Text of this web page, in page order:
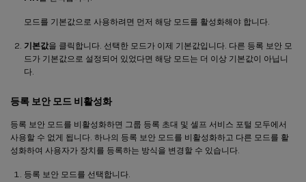
모드를 기본값으로 사용하려면 먼저 해당 모드를 활성화해야 합니다.
기본값을 클릭합니다. 선택한 모드가 이제 기본값입니다. 다른 등록 보안 모
드가 기본값으로 설정되어 있었다면 해당 모드는 더 이상 기본값이 아닙니
다.
등록 보안 모드 비활성화
등록 보안 모드를 비활성화하면 그룹 등록 초대 및 셀프 서비스 포털 모두에서
사용할 수 없게 됩니다. 하나의 등록 보안 모드를 비활성화하고 다른 모드를 활
성화하여 사용자가 장치를 등록하는 방식을 변경할 수 있습니다.
등록 보안 모드를 선택합니다.